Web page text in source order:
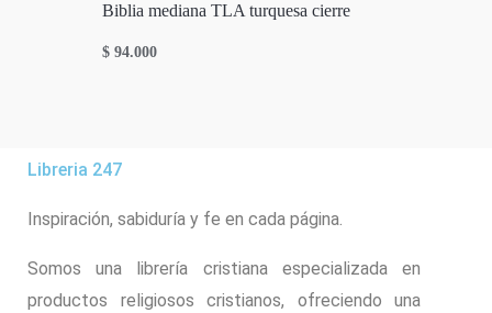
Biblia mediana TLA turquesa cierre
$ 94.000
Libreria 247
Inspiración, sabiduría y fe en cada página.
Somos una librería cristiana especializada en
productos religiosos cristianos, ofreciendo una